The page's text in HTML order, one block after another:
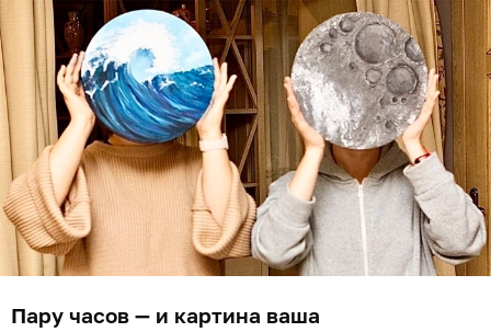
Пару часов — и картина ваша